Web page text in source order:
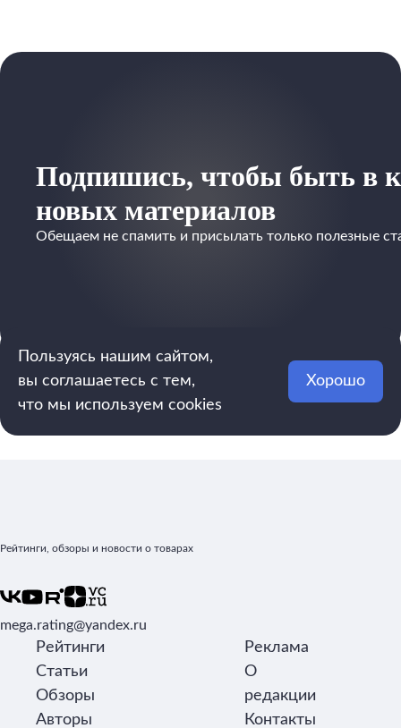
Подпишись, чтобы быть в
новых материалов
Обещаем не спамить и присылать только полезные
Рейтинги, обзоры и новости о товарах
mega.rating@yandex.ru
Рейтинги
Статьи
Обзоры
Авторы
Реклама
О
редакции
Контакты
Пользуясь нашим сайтом,
вы соглашаетесь с тем,
что мы используем cookies
Хорошо